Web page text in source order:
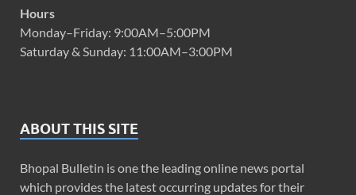
Hours
Monday–Friday: 9:00AM–5:00PM
Saturday & Sunday: 11:00AM–3:00PM
ABOUT THIS SITE
Bhopal Bulletin is one the leading online news portal
which provides the latest occurring updates for their